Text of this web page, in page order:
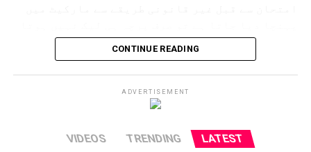
بلکہ اعتماد اور امانت بھی لیک ہو جاتی ہے۔
انہوں نے کہا کہ کوئی بھی امتحان صرف طلبہ کا
امتحان نہیں ہوتا بلکہ یہ پورے معاشرے، تعلیمی
نظام، اداروں اور حکومت کی ذمہ داری کا بھی
امتحان ہے۔ پیپر لیک کا سب سے زیادہ نقصان ان
تیاری کرتے ہیں، جبکہ نااہل افراد غیر قانونی
CONTINUE READING
ADVERTISEMENT
LATEST
TRENDING
VIDEOS